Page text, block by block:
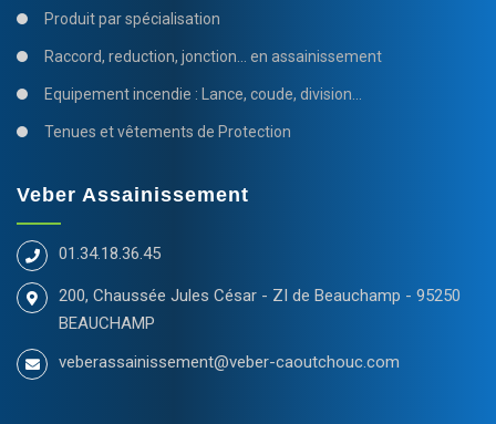
Produit par spécialisation
Raccord, reduction, jonction... en assainissement
Equipement incendie : Lance, coude, division...
Tenues et vêtements de Protection
Veber Assainissement
01.34.18.36.45
200, Chaussée Jules César - ZI de Beauchamp - 95250
BEAUCHAMP
veberassainissement@veber-caoutchouc.com